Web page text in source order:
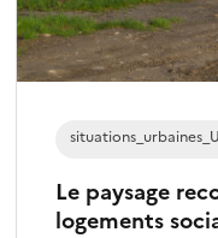
Le paysage
logements